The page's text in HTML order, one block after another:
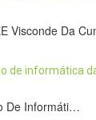
Visconde Da
De Informáti…